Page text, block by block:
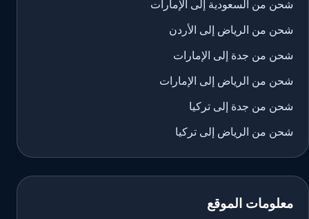
شحن من السعودية إلى الإمارات
شحن من الرياض إلى الأردن
شحن من جدة إلى الإمارات
شحن من الرياض إلى الإمارات
شحن من جدة إلى تركيا
شحن من الرياض إلى تركيا
معلومات الموقع